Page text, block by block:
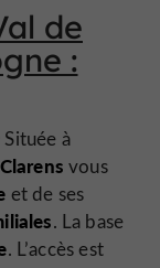
de
:
Située à
vous
et de ses
. La base
. L’accès est